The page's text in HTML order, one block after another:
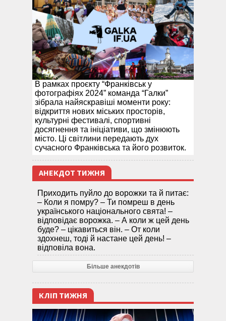
В рамках проєкту “Франківськ у
фотографіях 2024” команда “Галки”
зібрала найяскравіші моменти року:
відкриття нових міських просторів,
культурні фестивалі, спортивні
досягнення та ініціативи, що змінюють
місто. Ці світлини передають дух
сучасного Франківська та його розвиток.
АНЕКДОТ ТИЖНЯ
Приходить пуйло до ворожки та й питає:
– Коли я помру? – Ти помреш в день
українського національного свята! –
відповідає ворожка. – А коли ж цей день
буде? – цікавиться він. – От коли
здохнеш, тоді й настане цей день! –
відповіла вона.
Більше анекдотів
КЛІП ТИЖНЯ